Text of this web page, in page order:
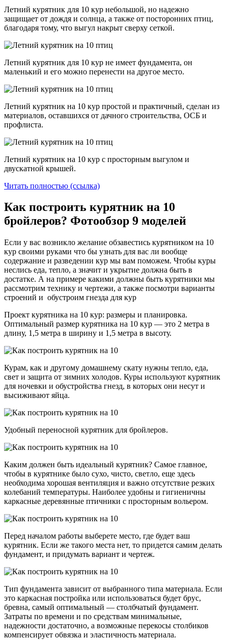
Летний курятник для 10 кур небольшой, но надежно
защищает от дождя и солнца, а также от посторонних птиц,
благодаря тому, что выгул накрыт сверху сеткой.
Летний курятник для 10 кур не имеет фундамента, он
маленький и его можно перенести на другое место.
Летний курятник на 10 кур простой и практичный, сделан из
материалов, оставшихся от дачного строительства, ОСБ и
профлиста.
Летний курятник на 10 кур с просторным выгулом и
двускатной крышей.
Читать полностью (ссылка)
Как построить курятник на 10
бройлеров? Фотообзор 9 моделей
Если у вас возникло желание обзавестись курятником на 10
кур своими руками что бы узнать для вас ли вообще
содержание и разведении кур мы вам поможем. Чтобы куры
неслись еда, тепло, а значит и укрытие должна быть в
достатке. А на примере какими должны быть курятники мы
рассмотрим технику и чертежи, а также посмотри варианты
строений и обустроим гнезда для кур
Проект курятника на 10 кур: размеры и планировка.
Оптимальный размер курятника на 10 кур — это 2 метра в
длину, 1,5 метра в ширину и 1,5 метра в высоту.
Курам, как и другому домашнему скату нужны тепло, еда,
свет и защита от зимних холодов. Куры используют курятник
для ночевки и обустройства гнезд, в которых они несут и
высиживают яйца.
Удобный переносной курятник для бройлеров.
Каким должен быть идеальный курятник? Самое главное,
чтобы в курятнике было сухо, чисто, светло, еще здесь
необходима хорошая вентиляция и важно отсутствие резких
колебаний температуры. Наиболее удобны и гигиеничны
каркасные деревянные птичники с просторным вольером.
Перед началом работы выберете место, где будет ваш
курятник. Если же такого места нет, то придется самим делать
фундамент, и придумать вариант и чертеж.
Тип фундамента зависит от выбранного типа материала. Если
это каркасная постройка или использоваться будет брус,
бревна, самый оптимальный — столбчатый фундамент.
Затраты по времени и по средствам минимальные,
надежности достаточно, а возможные перекосы столбиков
компенсирует обвязка и эластичность материала.